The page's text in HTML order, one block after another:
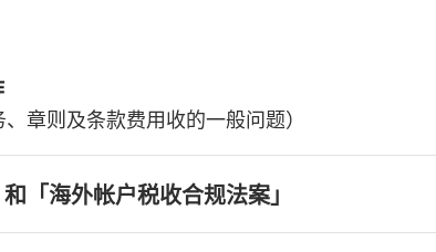
、章则及条款费用收的一般问题）
「海外帐户税收合规法案」